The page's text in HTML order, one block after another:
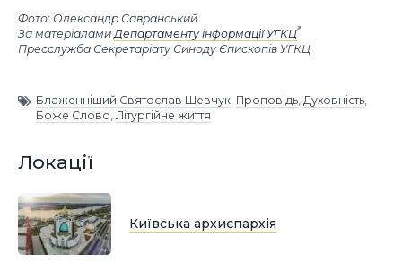
Фото: Олександр Савранський
За матеріаламиДепартаменту інформації УГКЦ
Пресслужба Секретаріату Синоду Єпископів УГКЦ
Блаженніший Святослав Шевчук Проповідь Духовність
Боже Слово Літургійне життя
Локації
Київська архиєпархія